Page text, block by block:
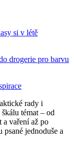
si v létě
drogerie pro barvu
rady i
témat – od
a vaření až po
jednoduše a